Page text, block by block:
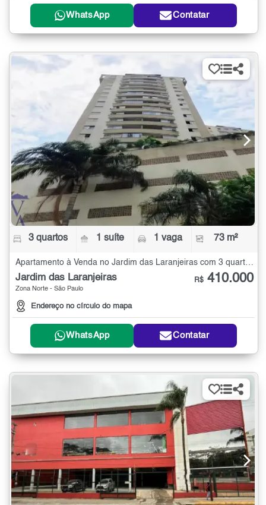
WhatsApp Contatar
3 quartos 1 suíte 1 vaga 73 m²
Jardim das Laranjeiras
Zona Norte - São Paulo
Endereço no círculo do mapa
R$ 410.000
WhatsApp Contatar